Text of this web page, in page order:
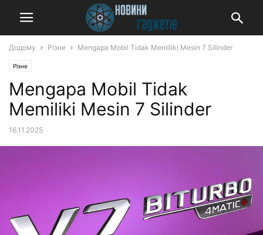
Додому Різне Mengapa Mobil Tidak Memiliki Mesin 7 Silinder
Різне
Mengapa Mobil Tidak
Memiliki Mesin 7 Silinder
16.11.2025